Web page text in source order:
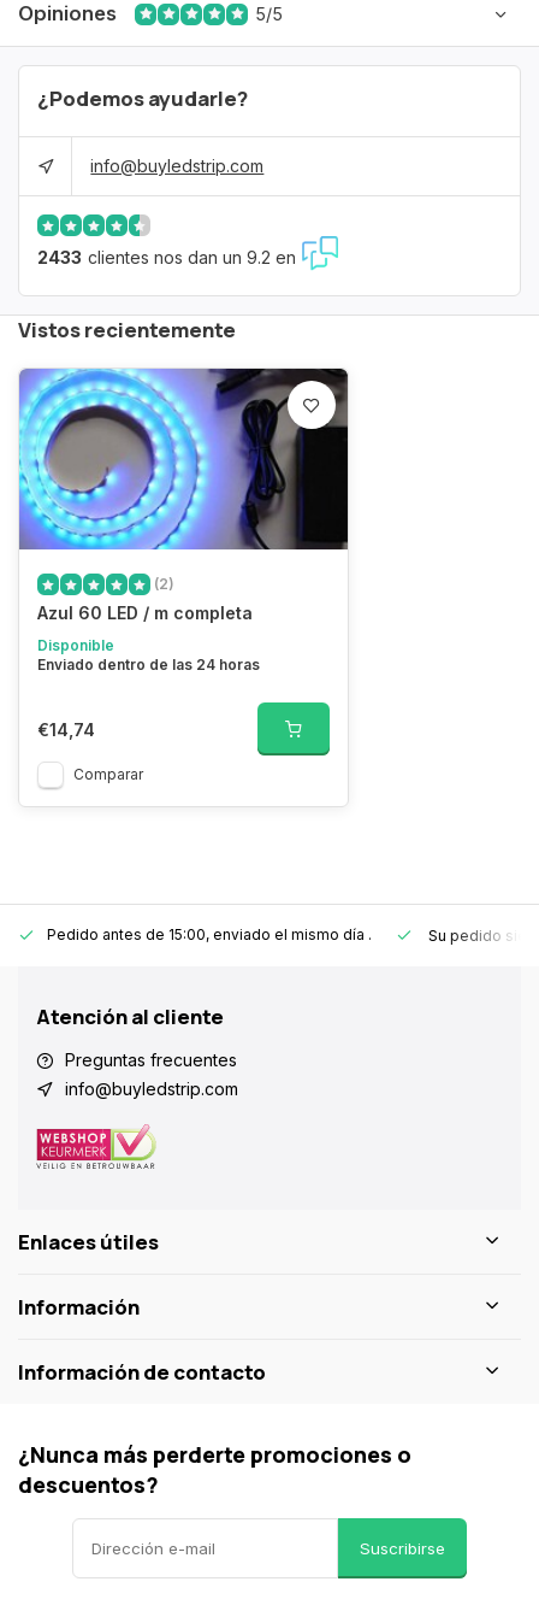
Opiniones 5/5
¿Podemos ayudarle?
info@buyledstrip.com
2433 clientes nos dan un 9.2 en
Vistos recientemente
(2)
Azul 60 LED / m completa
Disponible
Enviado dentro de las 24 horas
€14,74
Comparar
Pedido antes de 15:00, enviado el mismo día . Su pedido
Atención al cliente
Preguntas frecuentes
info@buyledstrip.com
Enlaces útiles
Información
Información de contacto
¿Nunca más perderte promociones o
descuentos?
Suscribirse